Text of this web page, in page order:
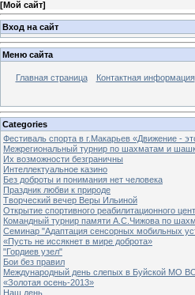
[Мой сайт]
Вход на сайт
Меню сайта
Главная страница Контактная информация
Categories
Фестиваль спорта в г.Макарьев «Движение -
Межрегиональный турнир по шахматам и
Их возможности безграничны
Интеллектуальное казино
Без доброты и понимания нет человека
Праздник любви к природе
Творческий вечер Веры Ильиной
Открытие спортивного реабилитационного
Командный турнир памяти А.С.Чижова по
Семинар "Адаптация сенсорных мобильных
«Пусть не иссякнет в мире доброта»
"Гордиев узел"
Бои без правил
Международный день слепых в Буйской МО
«Золотая осень-2013»
Наш день